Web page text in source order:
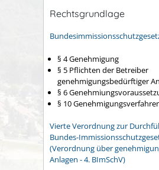
Rechtsgrundlage
§ 4 Genehmigung
§ 5 Pflichten der Betreiber
genehmigungsbedürftiger
§ 6
§ 10
Vierte Verordnung zur
Bundes-
(Verordnung über
Anlagen - 4. BImSchV)